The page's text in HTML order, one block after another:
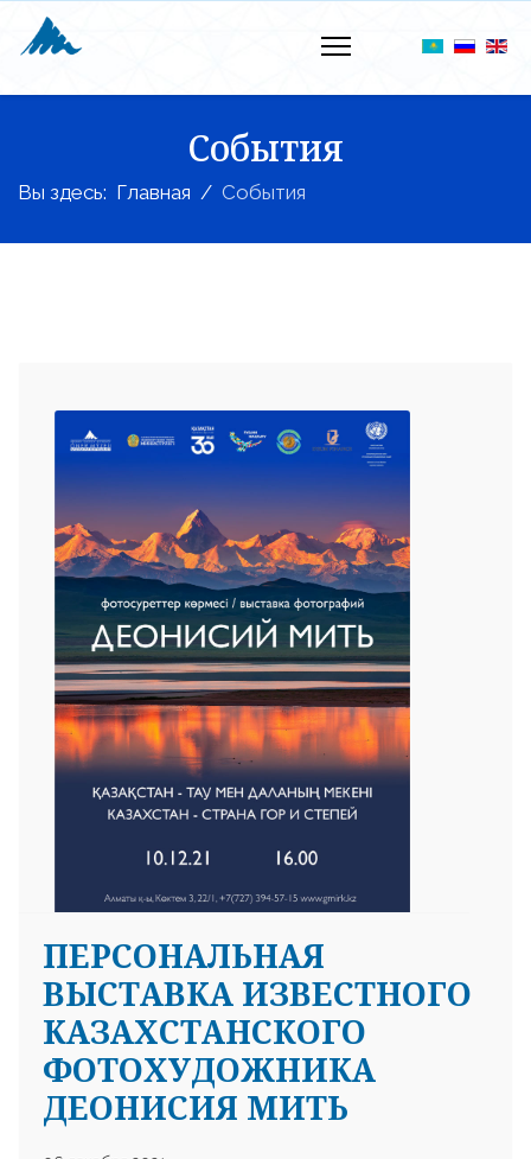
События
Вы здесь: Главная События
ПЕРСОНАЛЬНАЯ
ВЫСТАВКА ИЗВЕСТНОГО
КАЗАХСТАНСКОГО
ФОТОХУДОЖНИКА
ДЕОНИСИЯ МИТЬ